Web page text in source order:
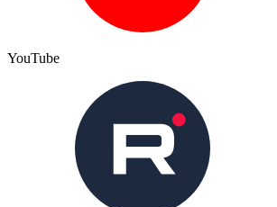
YouTube